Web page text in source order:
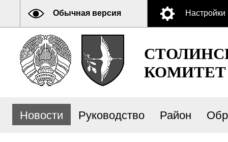
Обычная версия Настройки
КОМИТЕТ
Новости Руководство Район